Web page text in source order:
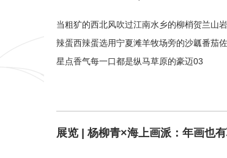
当粗犷的西北风吹过江南水乡的柳梢贺兰山
辣蛋西辣蛋选用宁夏滩羊牧场旁的沙瓤番茄
星点香气每一口都是纵马草原的豪迈03
展览 | 杨柳青×海上画派：年画也有